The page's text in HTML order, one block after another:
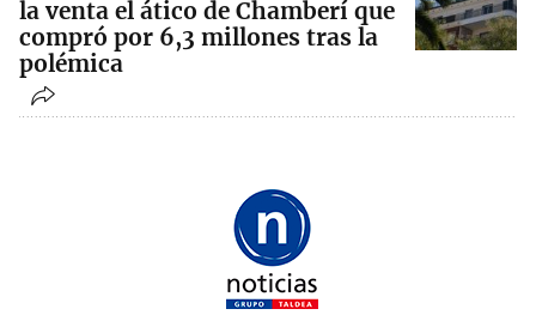
la venta el ático de Chamberí que
compró por 6,3 millones tras la
polémica